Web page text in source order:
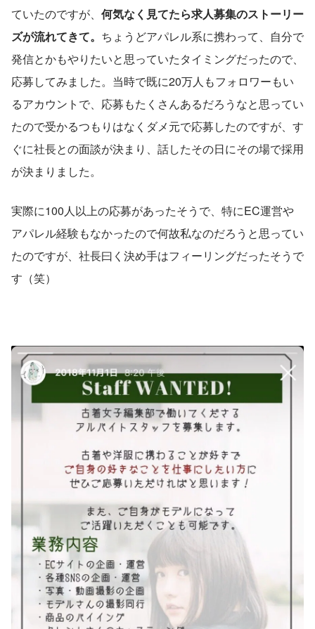
ていたのですが、 何気なく見てたら求人募集のストーリー
ズが流れてきて。 ちょうどアパレル系に携わって、自分で
発信とかもやりたいと思っていたタイミングだったので、
応募してみました。当時で既に20万人もフォロワーもい
るアカウントで、応募もたくさんあるだろうなと思ってい
たので受かるつもりはなくダメ元で応募したのですが、す
ぐに社長との面談が決まり、話したその日にその場で採用
が決まりました。
実際に100人以上の応募があったそうで、特にEC運営や
アパレル経験もなかったので何故私なのだろうと思ってい
たのですが、社長曰く決め手はフィーリングだったそうで
す（笑）